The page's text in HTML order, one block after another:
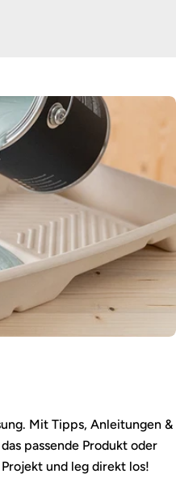
Mit Tipps, Anleitungen &
passende Produkt oder
und leg direkt los!